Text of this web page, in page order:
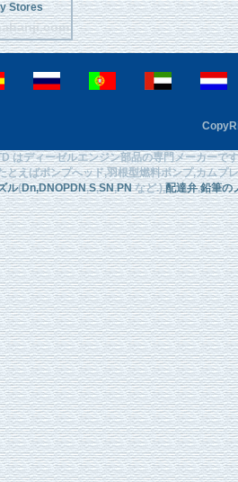
Stores
はディーゼルエンジン部品の専門メーカーで
とえばポンプへッド,羽根型燃料ポンプ,カムプ
ル(Dn,DNOPDN,S,SN,PNなど.),配達弁,鉛筆の